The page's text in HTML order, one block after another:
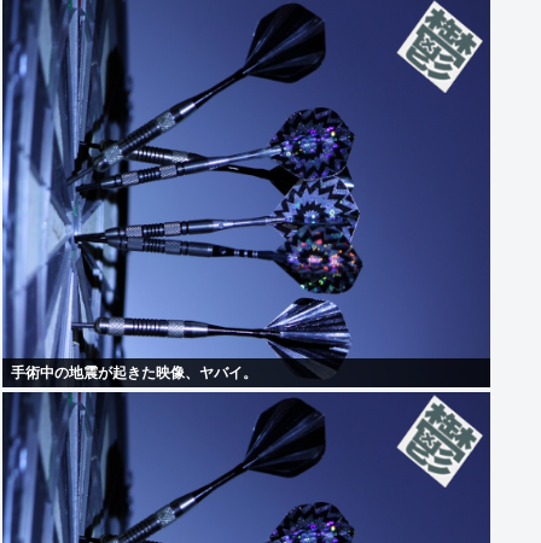
手術中の地震が起きた映像、ヤバイ。